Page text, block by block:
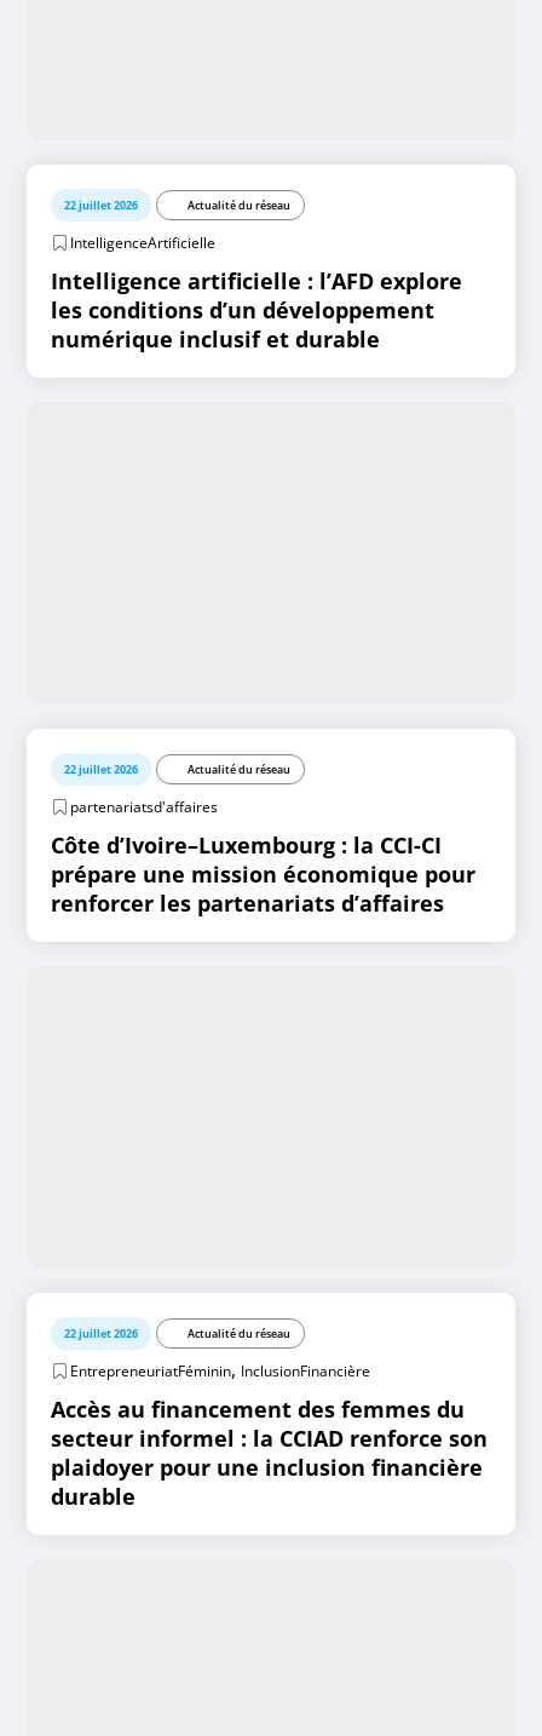
22 juillet 2026 Actualité du réseau
IntelligenceArtificielle
Intelligence artificielle : l’AFD explore
les conditions d’un développement
numérique inclusif et durable
22 juillet 2026 Actualité du réseau
partenariatsd'affaires
Côte d’Ivoire–Luxembourg : la CCI-CI
prépare une mission économique pour
renforcer les partenariats d’affaires
22 juillet 2026 Actualité du réseau
EntrepreneuriatFéminin, InclusionFinancière
Accès au financement des femmes du
secteur informel : la CCIAD renforce son
plaidoyer pour une inclusion financière
durable